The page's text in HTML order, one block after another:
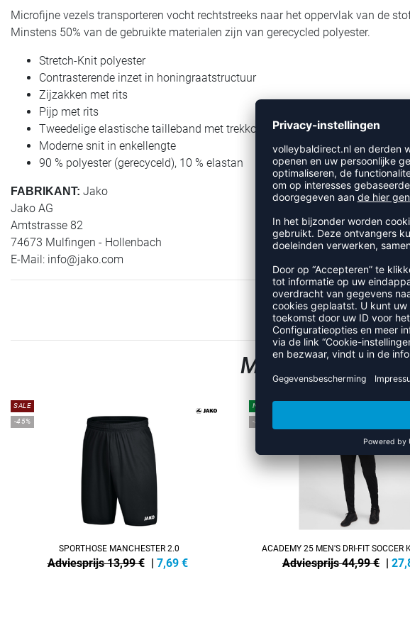
Microfijne vezels transporteren vocht rechtstreeks naar het oppervlak van de
Minstens 50% van de gebruikte materialen zijn van gerecycled polyester.
Stretch-Knit polyester
Contrasterende inzet in honingraatstructuur
Zijzakken met rits
Pijp met rits
Tweedelige elastische tailleband met trekkoord
Moderne snit in enkellengte
90 % polyester (gerecyceld), 10 % elastan
FABRIKANT: Jako
Jako AG
Amtstrasse 82
74673 Mulfingen - Hollenbach
E-Mail: info@jako.com
MEER UIT DE
SALE
-45%
SPORTHOSE MANCHESTER 2.0
Adviesprijs 13,99 € | 7,69 €
NEW
-38%
ACADEMY 25 MEN'S DRI-FIT SOCCER
Adviesprijs 44,99 € |